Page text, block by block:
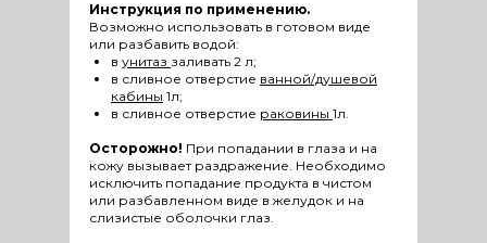
Инструкция по применению.
Возможно использовать в готовом виде
или разбавить водой:
в унитаз заливать 2 л;
в сливное отверстие ванной/душевой
кабины 1л;
в сливное отверстие раковины 1л.
Осторожно! При попадании в глаза и на
кожу вызывает раздражение. Необходимо
исключить попадание продукта в чистом
или разбавленном виде в желудок и на
слизистые оболочки глаз.